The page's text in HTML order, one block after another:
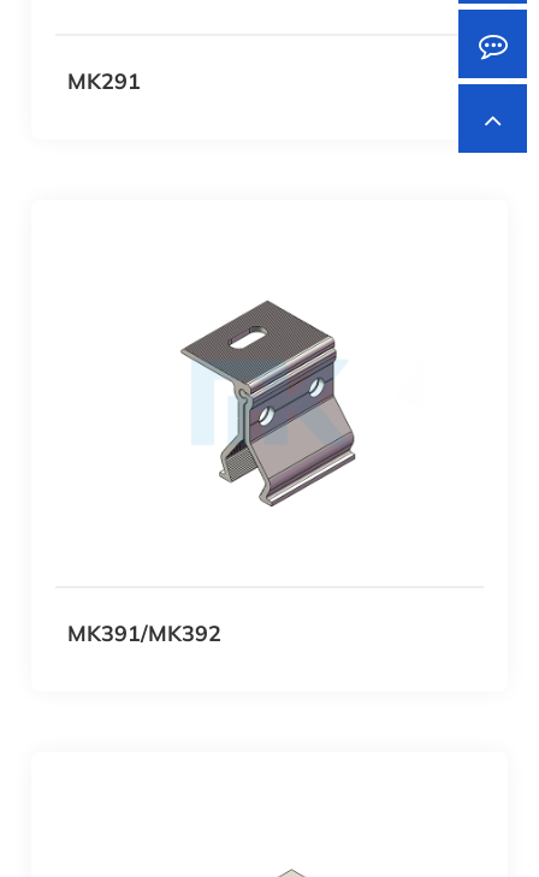
MK291
MK391/MK392